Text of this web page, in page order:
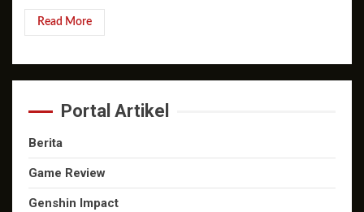
Read More
Portal Artikel
Berita
Game Review
Genshin Impact